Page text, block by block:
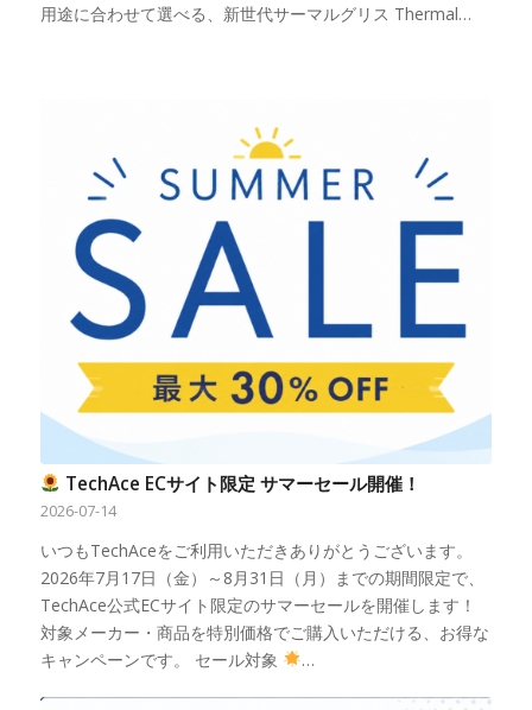
用途に合わせて選べる、新世代サーマルグリス Thermal…
TechAce ECサイト限定 サマーセール開催！
2026-07-14
いつもTechAceをご利用いただきありがとうございます。
2026年7月17日（金）～8月31日（月）までの期間限定で、
TechAce公式ECサイト限定のサマーセールを開催します！
対象メーカー・商品を特別価格でご購入いただける、お得な
キャンペーンです。 セール対象
…